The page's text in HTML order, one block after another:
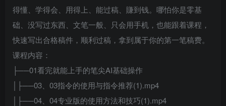
得懂、学得会、用得上、能过稿、賺到钱。哪怕你是零基
础、没写过东西、文笔一般、只会用手机，也能跟着课程，
快速写出合格稿件，顺利过稿，拿到属于你的第一笔稿费。
课程内容：
├──01看完就能上手的笔尖AI基础操作
│├──03、03指令的使用与指令推荐(1).mp4
│├──04、04专业版的使用方法和技巧(1).mp4